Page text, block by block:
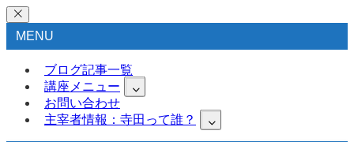
MENU
ブログ記事一覧
講座メニュー
お問い合わせ
主宰者情報：寺田って誰？